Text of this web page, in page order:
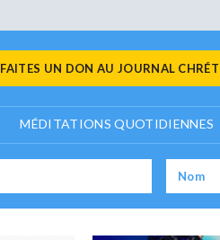
FAITES UN DON AU JOURNAL
MÉDITATIONS QUOTIDIENNES